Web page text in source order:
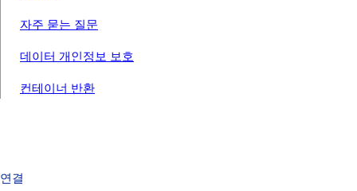
자주 묻는 질문
데이터 개인정보 보호
컨테이너 반환
연결